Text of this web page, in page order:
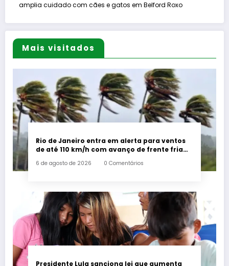
amplia cuidado com cães e gatos em Belford Roxo
Mais visitados
Rio de Janeiro entra em alerta para ventos
de até 110 km/h com avanço de frente fria
6 de agosto de 2026 0 Comentários
Presidente Lula sanciona lei que aumenta